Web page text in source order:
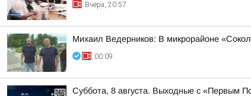
Вчера, 20:57
Михаил Ведерников: В микрорайоне
00:09
Суббота, 8 августа. Выходные с «Первым